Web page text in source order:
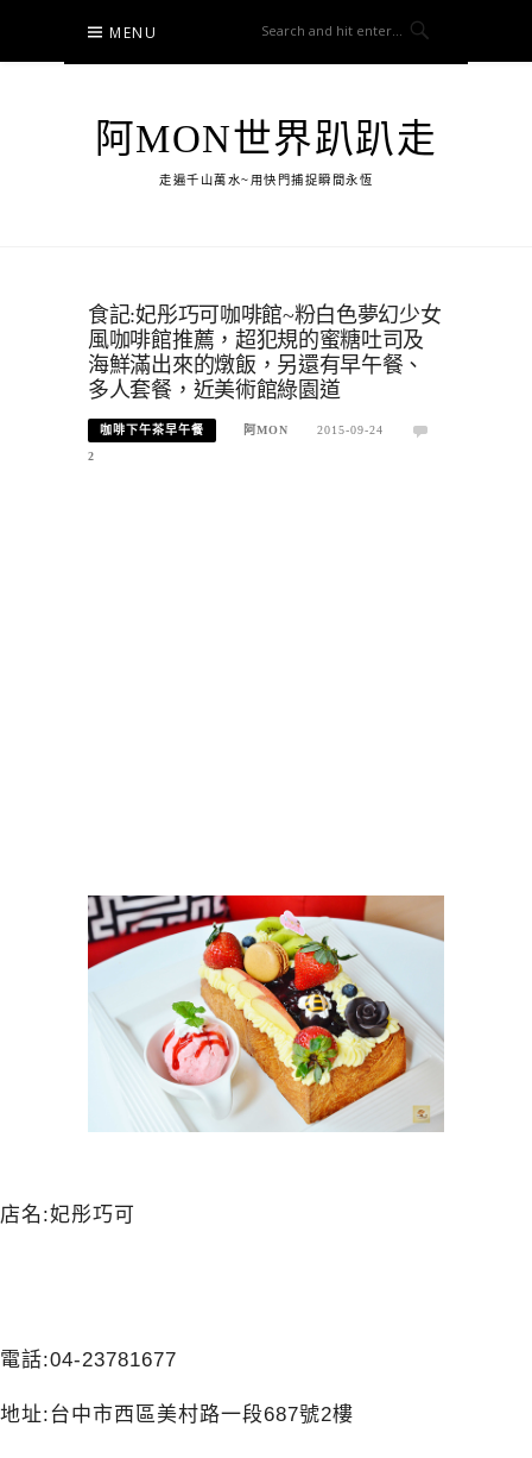
content
MENU
阿MON世界趴趴走
走遍千山萬水~用快門捕捉瞬間永恆
食記:妃彤巧可咖啡館~粉白色夢幻少女
風咖啡館推薦，超犯規的蜜糖吐司及
海鮮滿出來的燉飯，另還有早午餐、
多人套餐，近美術館綠園道
咖啡下午茶早午餐 阿MON
2015-09-24
2
店名:妃彤巧可
電話:04-23781677
地址:台中市西區美村路一段687號2樓